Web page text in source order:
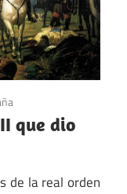
que dio
de la real orden